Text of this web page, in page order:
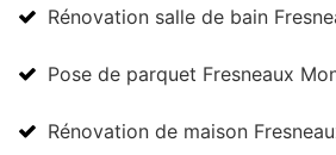
Rénovation salle de bain
Pose de parquet Fresneaux
Rénovation de maison